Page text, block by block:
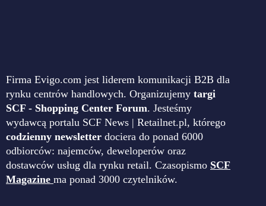
Firma Evigo.com jest liderem komunikacji B2B dla
rynku centrów handlowych. Organizujemy targi
SCF - Shopping Center Forum. Jesteśmy
wydawcą portalu SCF News | Retailnet.pl, którego
codzienny newsletter dociera do ponad 6000
odbiorców: najemców, deweloperów oraz
dostawców usług dla rynku retail. Czasopismo SCF
Magazine ma ponad 3000 czytelników.